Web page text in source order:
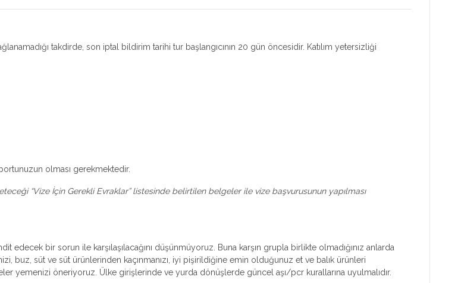
takdirde, son iptal bildirim tarihi tur başlangıcının 20 gün öncesidir. Katılım yetersizliği
olması gerekmektedir.
“Vize İçin Gerekli Evraklar” listesinde belirtilen belgeler ile vize başvurusunun yapılması
edecek bir sorun ile karşılaşılacağını düşünmüyoruz. Buna karşın grupla birlikte olmadığınız anlarda
buz, süt ve süt ürünlerinden kaçınmanızı, iyi pişirildiğine emin olduğunuz et ve balık ürünleri
yemenizi öneriyoruz. Ülke girişlerinde ve yurda dönüşlerde güncel aşı/pcr kurallarına uyulmalıdır.